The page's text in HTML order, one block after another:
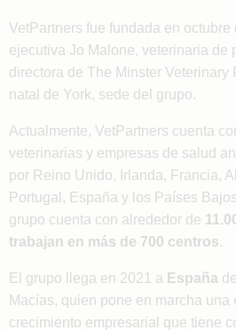
VetPartners fue fundada en
ejecutiva Jo Malone, veterinaria de
directora de The Minster Veterinary
natal de York, sede del grupo.
Actualmente, VetPartners cuenta
veterinarias y empresas de salud
por Reino Unido, Irlanda, Francia,
Portugal, España y los Países
grupo cuenta con alrededor de
trabajan en más de 700 centros
El grupo llega en 2021 a España
Macías, quien pone en marcha una
crecimiento empresarial que tiene